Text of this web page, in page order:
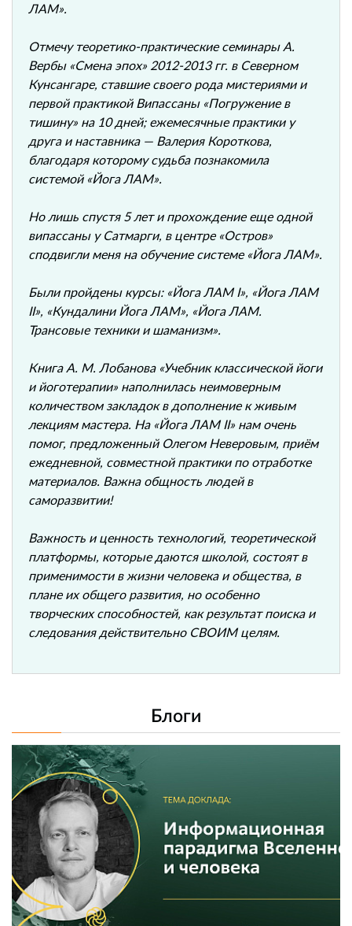
ЛАМ».
Отмечу теоретико-практические семинары А.
Вербы «Смена эпох» 2012-2013 гг. в Северном
Кунсангаре, ставшие своего рода мистериями и
первой практикой Випассаны «Погружение в
тишину» на 10 дней; ежемесячные практики у
друга и наставника — Валерия Короткова,
благодаря которому судьба познакомила
системой «Йога ЛАМ».
Но лишь спустя 5 лет и прохождение еще одной
випассаны у Сатмарги, в центре «Остров»
сподвигли меня на обучение системе «Йога ЛАМ».
Были пройдены курсы: «Йога ЛАМ I», «Йога ЛАМ
II», «Кундалини Йога ЛАМ», «Йога ЛАМ.
Трансовые техники и шаманизм».
Книга А. М. Лобанова «Учебник классической йоги
и йоготерапии» наполнилась неимоверным
количеством закладок в дополнение к живым
лекциям мастера. На «Йога ЛАМ II» нам очень
помог, предложенный Олегом Неверовым, приём
ежедневной, совместной практики по отработке
материалов. Важна общность людей в
саморазвитии!
Важность и ценность технологий, теоретической
платформы, которые даются школой, состоят в
применимости в жизни человека и общества, в
плане их общего развития, но особенно
творческих способностей, как результат поиска и
следования действительно СВОИМ целям.
Блоги